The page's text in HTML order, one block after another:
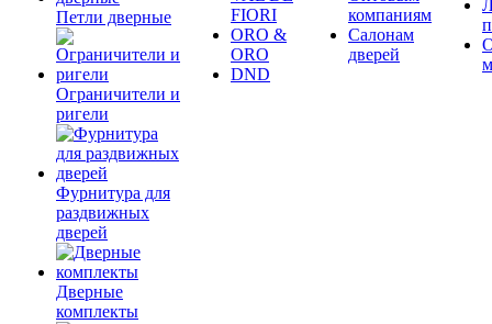
Петли дверные
Ограничители и
ригели
Фурнитура для
раздвижных
дверей
Дверные
комплекты
FIORI
ORO &
ORO
DND
компаниям
Салонам
дверей